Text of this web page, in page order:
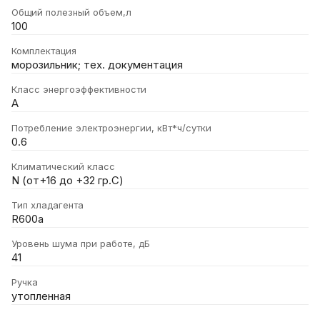
Общий полезный объем,л
100
Комплектация
морозильник; тех. документация
Класс энергоэффективности
A
Потребление электроэнергии, кВт*ч/сутки
0.6
Климатический класс
N (от+16 до +32 гр.С)
Тип хладагента
R600a
Уровень шума при работе, дБ
41
Ручка
утопленная